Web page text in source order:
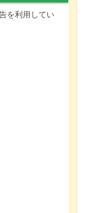
を利用してい